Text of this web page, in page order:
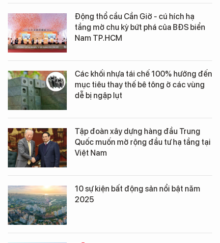
Động thổ cầu Cần Giờ - cú hích hạ
tầng mở chu kỳ bứt phá của BĐS biển
Nam TP.HCM
Các khối nhựa tái chế 100% hướng đến
mục tiêu thay thế bê tông ở các vùng
dễ bị ngập lụt
Tập đoàn xây dựng hàng đầu Trung
Quốc muốn mở rộng đầu tư hạ tầng tại
Việt Nam
10 sự kiện bất động sản nổi bật năm
2025